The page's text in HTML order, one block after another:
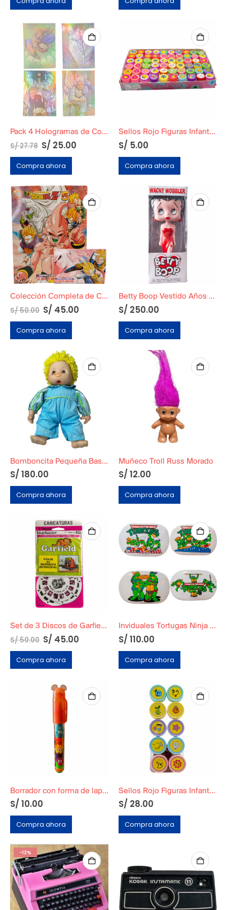
Pack 4 Hologramas de Colección Marvel Pepsi Cards
S/27.78 S/ 25.00
Compra ahora
Sellos Rojo Figuras Infantiles
S/ 5.00
Compra ahora
Colección Completa de Cards de Dragon Ball Z5: La Saga de Majin Boo
S/50.00 S/ 45.00
Compra ahora
Betty Boop Vestido Años 90
S/ 250.00
Compra ahora
Bomboncita Pequeña Basa original
S/ 180.00
Compra ahora
Muñeco Troll Russ Morado
S/ 12.00
Compra ahora
Set de 3 Discos de Garfield «Viaje al Depósito Municipal» 1978
S/50.00 S/ 45.00
Compra ahora
Inviduales Tortugas Ninja Originales Año 1990
S/ 110.00
Compra ahora
Borrador con forma de lapicero
S/ 10.00
Compra ahora
Sellos Rojo Figuras Infantiles
S/ 28.00
Compra ahora
-12%